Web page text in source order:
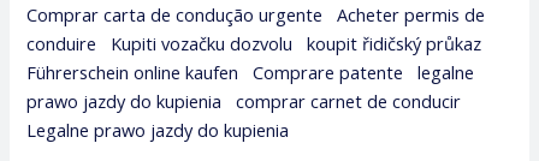
Comprar carta de condução urgente ,Acheter permis de
conduire
Kupiti vozačku dozvolu ,koupit řidičský průkaz
Führerschein online kaufen ,Comprare patente ,legalne
prawo jazdy do kupienia ,comprar carnet de conducir
Legalne prawo jazdy do kupienia